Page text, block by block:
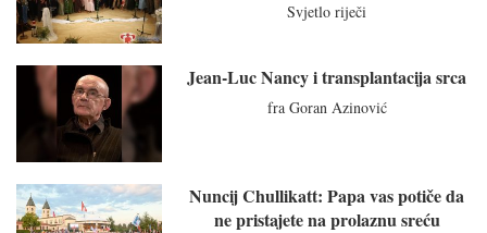
Svjetlo riječi
Jean-Luc Nancy i transplantacija srca
fra Goran Azinović
Nuncij Chullikatt: Papa vas potiče da
ne pristajete na prolaznu sreću